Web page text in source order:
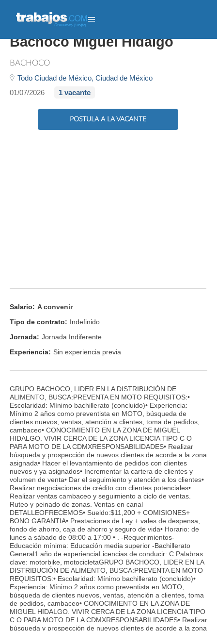
Preventa En Moto -
Bachoco Miguel Hidalgo
BACHOCO
Todo Ciudad de México, Ciudad de México
01/07/2026
1 vacante
POSTULA A LA VACANTE
Salario: A convenir
Tipo de contrato: Indefinido
Jornada: Jornada Indiferente
Experiencia: Sin experiencia previa
GRUPO BACHOCO, LIDER EN LA DISTRIBUCIÓN DE
ALIMENTO, BUSCA:PREVENTA EN MOTO REQUISITOS:•
Escolaridad: Mínimo bachillerato (concluido)• Experiencia:
Mínimo 2 años como preventista en MOTO, búsqueda de
clientes nuevos, ventas, atención a clientes, toma de pedidos,
cambaceo• CONOCIMIENTO EN LA ZONA DE MIGUEL
HIDALGO. VIVIR CERCA DE LA ZONA LICENCIA TIPO C O
PARA MOTO DE LA CDMXRESPONSABILIDADES• Realizar
búsqueda y prospección de nuevos clientes de acorde a la zona
asignada• Hacer el levantamiento de pedidos con clientes
nuevos y ya asignados• Incrementar la cartera de clientes y
volumen de venta• Dar el seguimiento y atención a los clientes•
Realizar negociaciones de crédito con clientes potenciales•
Realizar ventas cambaceo y seguimiento a ciclo de ventas.
Ruteo y peinado de zonas. Ventas en canal
DETALLEOFRECEMOS• Sueldo:$11,200 + COMISIONES+
BONO GARANTIA• Prestaciones de Ley + vales de despensa,
fondo de ahorro, caja de ahorro y seguro de vida• Horario: de
lunes a sábado de 08:00 a 17:00 • . -Requerimientos-
Educación mínima: Educación media superior -Bachillerato
General1 año de experienciaLicencias de conducir: C Palabras
clave: motorbike, motocicletaGRUPO BACHOCO, LIDER EN LA
DISTRIBUCIÓN DE ALIMENTO, BUSCA:PREVENTA EN MOTO
REQUISITOS:• Escolaridad: Mínimo bachillerato (concluido)•
Experiencia: Mínimo 2 años como preventista en MOTO,
búsqueda de clientes nuevos, ventas, atención a clientes, toma
de pedidos, cambaceo• CONOCIMIENTO EN LA ZONA DE
MIGUEL HIDALGO. VIVIR CERCA DE LA ZONA LICENCIA TIPO
C O PARA MOTO DE LA CDMXRESPONSABILIDADES• Realizar
búsqueda y prospección de nuevos clientes de acorde a la zona